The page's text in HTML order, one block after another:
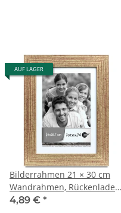
AUF LAGER
Bilderrahmen 21 × 30 cm
Wandrahmen, Rückenlader,
horizontal und vertikal
4,89 € *